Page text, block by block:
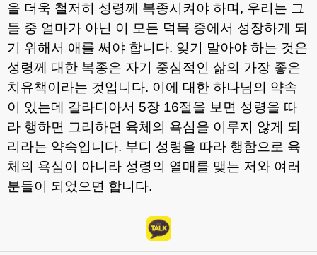
을 더욱 철저히 성령께 복종시켜야 하며 , 우리는 그
들 중 얼마가 아닌 이 모든 덕목 중에서 성장하게 되
기 위해서 애를 써야 합니다. 잊기 말아야 하는 것은
성령께 대한 복종은 자기 중심적인 삶의 가장 좋은
치유책이라는 것입니다. 이에 대한 하나님의 약속
이 있는데 갈라디아서 5장 16절을 보면 성령을 따
라 행하면 그리하면 육체의 욕심을 이루지 않게 되
리라는 약속입니다. 부디 성령을 따라 행함으로 육
체의 욕심이 아니라 성령의 열매를 맺는 저와 여러
분들이 되었으면 합니다.